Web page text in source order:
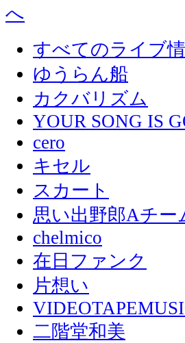
すべてのライブ
ゆうらん船
カクバリズム
YOUR SONG IS
cero
キセル
スカート
思い出野郎Aチー
chelmico
在日ファンク
片想い
二階堂和美